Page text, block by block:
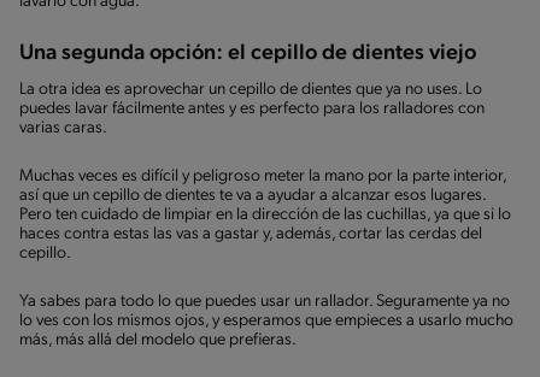
Una segunda opción: el cepillo de dientes viejo
La otra idea es aprovechar un cepillo de dientes que ya no uses. Lo
puedes lavar fácilmente antes y es perfecto para los ralladores con
varias caras.
Muchas veces es difícil y peligroso meter la mano por la parte interior,
así que un cepillo de dientes te va a ayudar a alcanzar esos lugares.
Pero ten cuidado de limpiar en la dirección de las cuchillas, ya que si lo
haces contra estas las vas a gastar y, además, cortar las cerdas del
cepillo.
Ya sabes para todo lo que puedes usar un rallador. Seguramente ya no
lo ves con los mismos ojos, y esperamos que empieces a usarlo mucho
más, más allá del modelo que prefieras.